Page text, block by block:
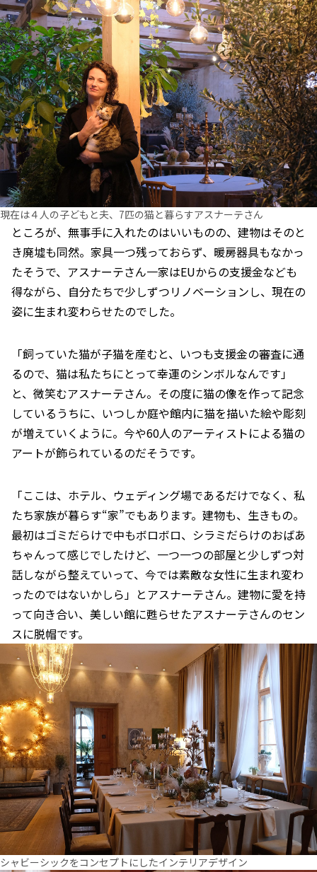
現在は４人の子どもと夫、7匹の猫と暮らすアスナーテさん
ところが、無事手に入れたのはいいものの、建物はそのと
き廃墟も同然。家具一つ残っておらず、暖房器具もなかっ
たそうで、アスナーテさん一家はEUからの支援金なども
得ながら、自分たちで少しずつリノベーションし、現在の
姿に生まれ変わらせたのでした。
「飼っていた猫が子猫を産むと、いつも支援金の審査に通
るので、猫は私たちにとって幸運のシンボルなんです」
と、微笑むアスナーテさん。その度に猫の像を作って記念
しているうちに、いつしか庭や館内に猫を描いた絵や彫刻
が増えていくように。今や60人のアーティストによる猫の
アートが飾られているのだそうです。
「ここは、ホテル、ウェディング場であるだけでなく、私
たち家族が暮らす“家”でもあります。建物も、生きもの。
最初はゴミだらけで中もボロボロ、シラミだらけのおばあ
ちゃんって感じでしたけど、一つ一つの部屋と少しずつ対
話しながら整えていって、今では素敵な女性に生まれ変わ
ったのではないかしら」とアスナーテさん。建物に愛を持
って向き合い、美しい館に甦らせたアスナーテさんのセン
スに脱帽です。
シャビーシックをコンセプトにしたインテリアデザイン